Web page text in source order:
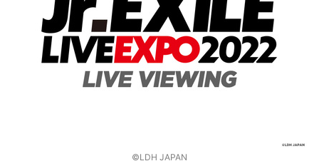
©LDH JAPAN